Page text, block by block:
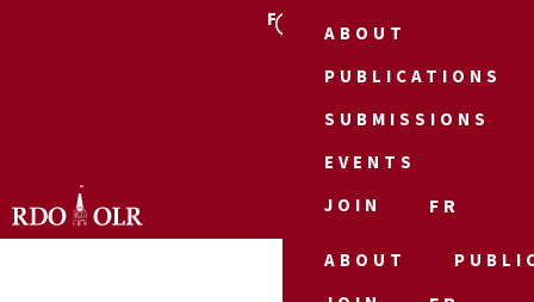
FR
ABOUT
PUBLICATIONS
SUBMISSIONS
EVENTS
JOIN
FR
ABOUT